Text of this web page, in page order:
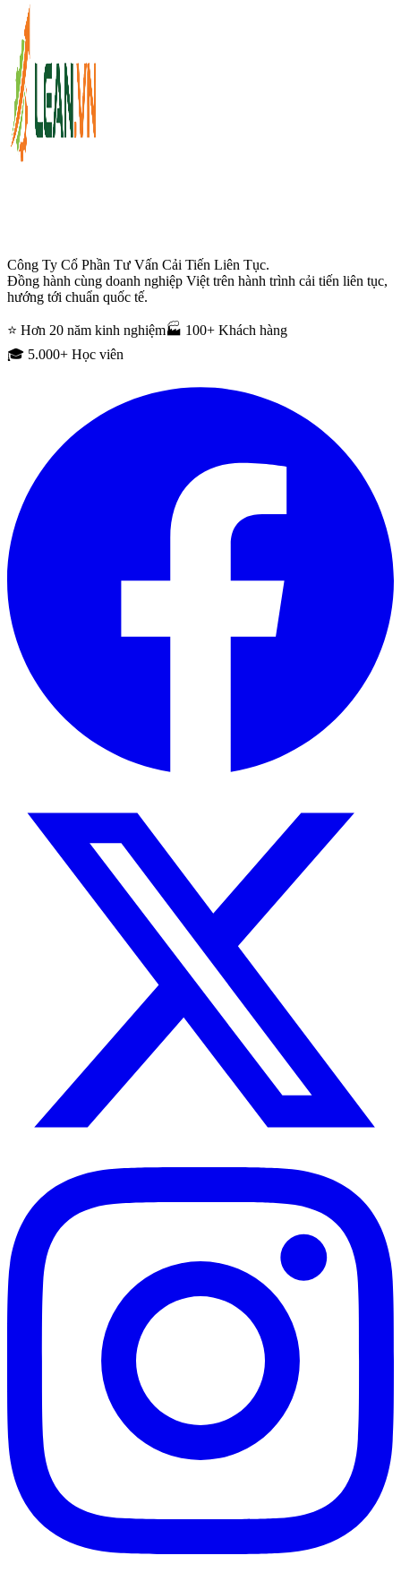
Công Ty Cổ Phần Tư Vấn Cải Tiến Liên Tục.
Đồng hành cùng doanh nghiệp Việt trên hành trình cải tiến liên tục,
hướng tới chuẩn quốc tế.
⭐ Hơn 20 năm kinh nghiệm🏭 100+ Khách hàng
🎓 5.000+ Học viên